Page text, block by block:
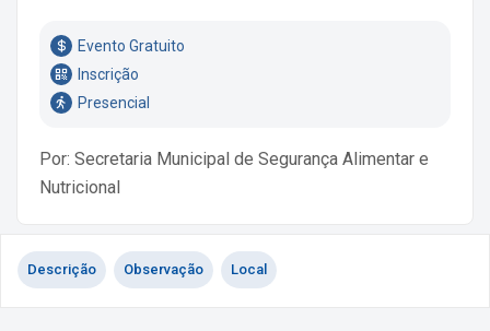
Evento Gratuito
Inscrição
Presencial
Por: Secretaria Municipal de Segurança Alimentar e
Nutricional
Descrição Observação Local